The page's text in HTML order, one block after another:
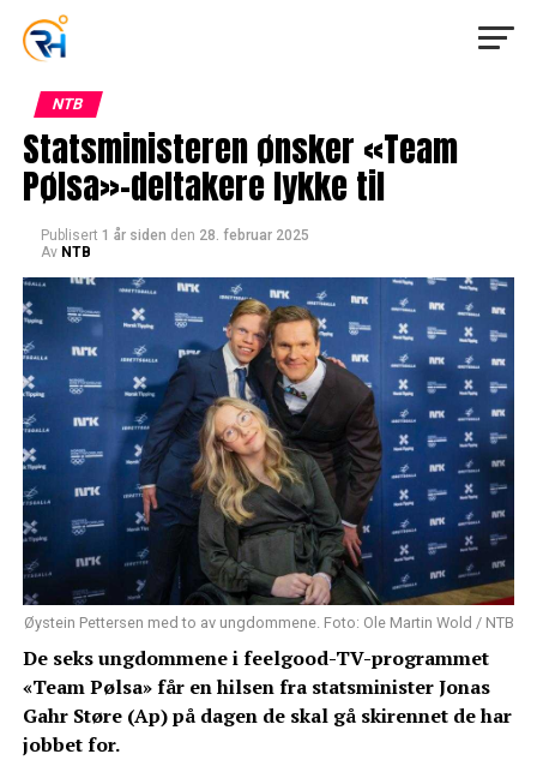
NTB
Statsministeren ønsker «Team
Pølsa»-deltakere lykke til
Publisert 1 år siden den 28. februar 2025
Av NTB
Øystein Pettersen med to av ungdommene. Foto: Ole Martin Wold / NTB
De seks ungdommene i feelgood-TV-programmet
«Team Pølsa» får en hilsen fra statsminister Jonas
Gahr Støre (Ap) på dagen de skal gå skirennet de har
jobbet for.